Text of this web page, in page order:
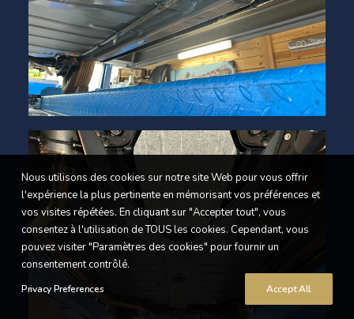
Nous utilisons des cookies sur notre site Web pour vous offrir
l'expérience la plus pertinente en mémorisant vos préférences et
vos visites répétées. En cliquant sur "Accepter tout", vous
consentez à l'utilisation de TOUS les cookies. Cependant, vous
pouvez visiter "Paramètres des cookies" pour fournir un
consentement contrôlé.
Privacy Preferences Accept All